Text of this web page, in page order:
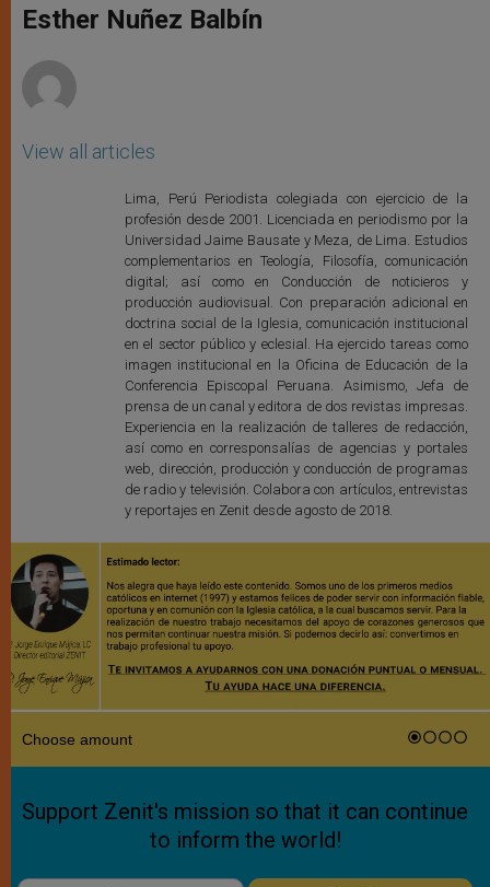
p
p
g
e
o
k
r
Esther Nuñez Balbín
View all articles
Lima, Perú Periodista colegiada con ejercicio de la
profesión desde 2001. Licenciada en periodismo por la
Universidad Jaime Bausate y Meza, de Lima. Estudios
complementarios en Teología, Filosofía, comunicación
digital; así como en Conducción de noticieros y
producción audiovisual. Con preparación adicional en
doctrina social de la Iglesia, comunicación institucional
en el sector público y eclesial. Ha ejercido tareas como
imagen institucional en la Oficina de Educación de la
Conferencia Episcopal Peruana. Asimismo, Jefa de
prensa de un canal y editora de dos revistas impresas.
Experiencia en la realización de talleres de redacción,
así como en corresponsalías de agencias y portales
web, dirección, producción y conducción de programas
de radio y televisión. Colabora con artículos, entrevistas
y reportajes en Zenit desde agosto de 2018.